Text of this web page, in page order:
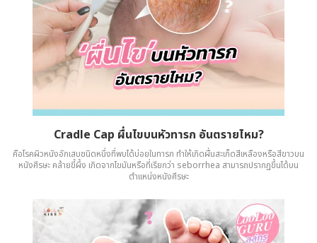
Cradle Cap ผื่นไขบนหัวทารก อันตรายไหม?
คือโรคผิวหนังอักเสบชนิดหนึ่งที่พบได้บ่อยในทารก ทำให้เกิดผื่นสะเก็ดสีเหลืองหรือสีขาวบน
หนังศีรษะ คล้ายขี้ผึ้ง เกิดจากไขมันหรือที่เรียกว่า seborrhea สามารถปรากฏขึ้นได้บน
ตำแหน่งหนังศีรษะ